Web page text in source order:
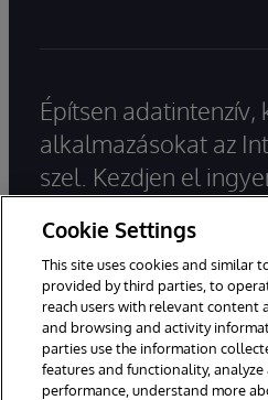
Építsen
alkalmazásokat az
szel. Kezdjen el
Próbálja ki az
ingyen
Cookie Settings
This site uses cookies and similar
provided by third parties, to
reach users with relevant content
and browsing and activity
parties use the information
features and functionality,
performance, understand more